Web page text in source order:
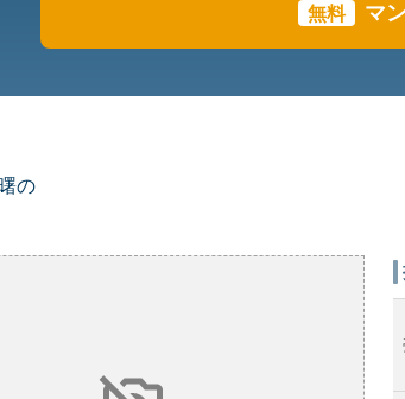
無料 マ
の